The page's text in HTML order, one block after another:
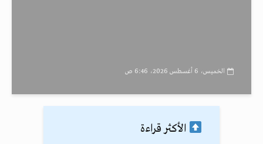
الخميس، 6 أغسطس 2026، 6:46 ص
الأكثر قراءة